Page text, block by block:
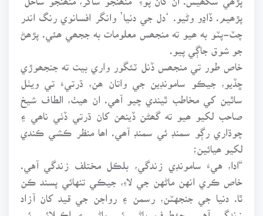
پڙھيم. ڏاڍو وڻيو. ‘دل جي دنيا’ وانگر افسانوي رنگ اندر
چٽ-پٽو به ھيو ته منجھس معلومات به ججھي ھئي. پڙھڻ
جو شوق جاڳي پيو.
خاص طور تي منجھس ڏنل ٽئگور واري بيت ته جنجھوڙي
ڇڏيو، جيڪو سامونڊين جي واتان ھن، ڌرتيءَ تي ويٺل
ساٿين کي مخاطب ٿيندي چيو آھي. ان ھيٺ، الطاف شيخ
صاحب لکيو ھيو ته گھڻن ڏينھن کان ڌرتي ڏٺي ناھي ۽
چوڌاري رڳو سمنڊ ئي سمنڊ آھي. اھا منظر ڪشي ڪندي
لکيو ھيائين؛
“ادا، هيءَ سامونڊي زندگي، بلڪل مختلف زندگي آهي.
خاص ڪري انهن ماڻهن جي لاءِ، جيڪي تنهائي پسند ڪن
ٿا. دنيا جي جنجهٽن، رسمن ۽ رواجن جي قيد کان آزاد
زندگي آهي. چؤطرف پاڻي ئي پاڻي ۽ اڪيلائي ئي